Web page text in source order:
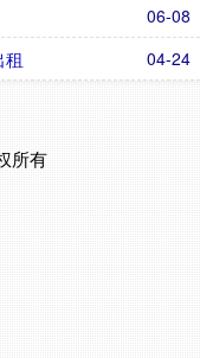
06-08
04-24
所有